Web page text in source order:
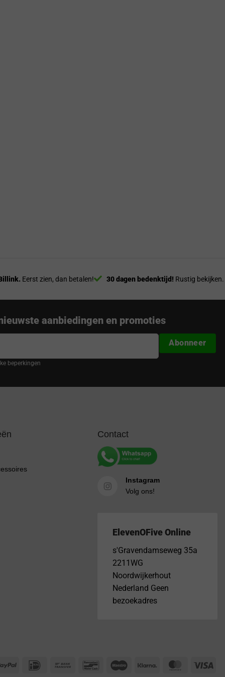
Eerst zien, dan betalen! 30 dagen bedenktijd! Rustig bekijken.
aanbiedingen en promoties
beperkingen
Abonneer
Contact
Instagram
Volg ons!
ElevenOFive Online
s'Gravendamseweg 35a
2211WG
Noordwijkerhout
Nederland Geen
bezoekadres
PayPal IDeal
Bank
BancontactMaestro Klarna